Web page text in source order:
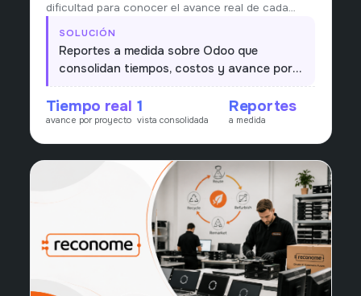
dificultad para conocer el avance real de cada
proyecto: horas, costos y rentabilidad llegaban
tarde y dispersas.
SOLUCIÓN
Reportes a medida sobre Odoo que
consolidan tiempos, costos y avance por
proyecto, dando una vista única y en
tiempo real para la toma de decisiones.
Tiempo real
avance por proyecto
1
vista consolidada
Reportes
a medida